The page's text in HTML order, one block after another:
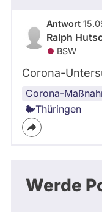
Antwort
Ralph
BSW
Corona-
Corona-
Thüringen
Werde